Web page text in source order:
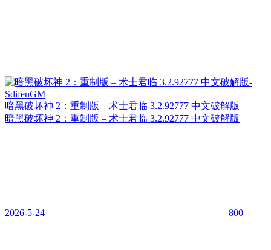
暗黑破坏神 2：重制版 – 术士君临 3.2.92777 中文破解版
暗黑破坏神 2：重制版 – 术士君临 3.2.92777 中文破解版
2026-5-24 800